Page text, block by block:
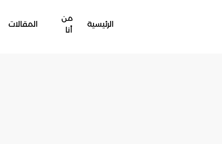
الرئيسية
من
أنا
المقالات